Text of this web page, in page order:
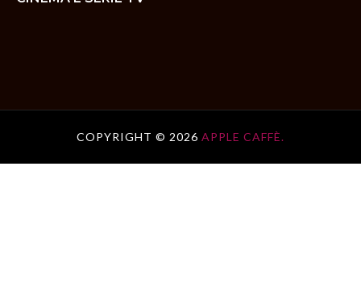
COPYRIGHT © 2026 APPLE CAFFÈ.